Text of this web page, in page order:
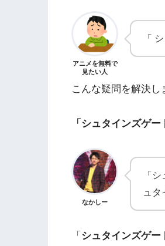
アニメを無料で
見たい人
「
こんな疑問を解決し
「シュタインズゲー
なかしー
「
ュ
「 シュタインズゲー